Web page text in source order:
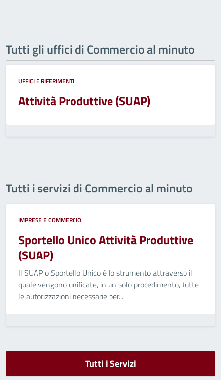
Tutti gli uffici di Commercio al minuto
UFFICI E RIFERIMENTI
Attività Produttive (SUAP)
Tutti i servizi di Commercio al minuto
IMPRESE E COMMERCIO
Sportello Unico Attività Produttive
(SUAP)
Il SUAP o Sportello Unico è lo strumento attraverso il
quale vengono unificate, in un solo procedimento, tutte
le autorizzazioni necessarie per...
Tutti i Servizi